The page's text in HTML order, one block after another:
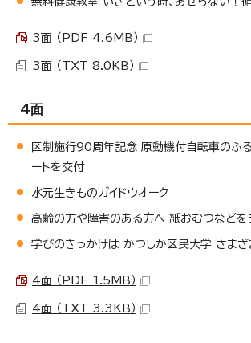
3面 （PDF 4.6MB）
3面 （TXT 8.0KB）
4面
区制施行90周年記念 原動機付自転車のふ
ートを交付
水元生きものガイドウオーク
高齢の方や障害のある方へ 紙おむつなどを
学びのきっかけは かつしか区民大学 さまざ
4面 （PDF 1.5MB）
4面 （TXT 3.3KB）